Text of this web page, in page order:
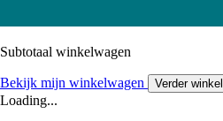
Subtotaal winkelwagen
Bekijk mijn winkelwagen Verder
Loading...